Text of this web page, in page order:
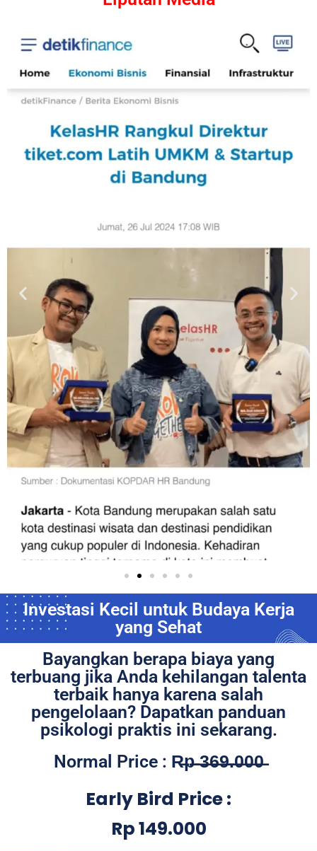
Investasi Kecil untuk Budaya Kerja
yang Sehat
Bayangkan berapa biaya yang
terbuang jika Anda kehilangan talenta
terbaik hanya karena salah
pengelolaan? Dapatkan panduan
psikologi praktis ini sekarang.
Normal Price : R̶p̶ ̶3̶6̶9̶.̶0̶0̶0̶
Early Bird Price :
Rp 149.000